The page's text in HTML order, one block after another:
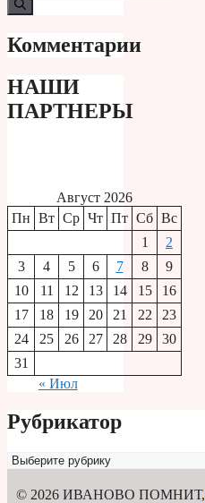
Комментарии
НАШИ
ПАРТНЕРЫ
Август 2026
Пн Вт Ср Чт Пт Сб Вс
1
2
3
4 5 6 7 8
9
10
11 12 13 14 15
16
17
18 19 20 21 22
23
24
25 26 27 28 29
30
31
« Июл
Рубрикатор
Рубрикатор
© 2026 ИВАНОВО ПОМНИТ,